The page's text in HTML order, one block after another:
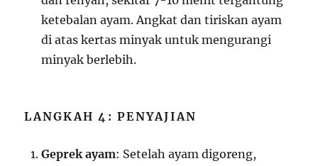
ketebalan ayam. Angkat dan tiriskan ayam
di atas kertas minyak untuk mengurangi
minyak berlebih.
LANGKAH 4: PENYAJIAN
Geprek ayam: Setelah ayam digoreng,